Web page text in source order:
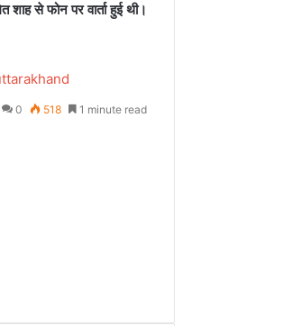
से फोन पर वार्ता हुई थी।
0 518 1 minute read